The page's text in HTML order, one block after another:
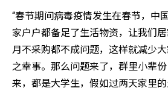
“春节期间病毒疫情发生在春节，中
家户户都备足了生活物资，让我们
月不采购都不成问题，这样就减少
之幸事。那么问题来了，群里小辈
来，都是大学生，假如过两天家里